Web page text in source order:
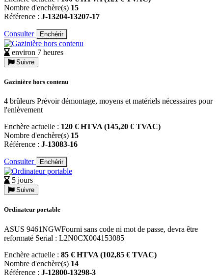
Nombre d'enchère(s) 15
Référence : J-13204-13207-17
Consulter Enchérir
environ 7 heures
Suivre
Gazinière hors contenu
4 brûleurs Prévoir démontage, moyens et matériels nécessaires pour
l'enlèvement
Enchère actuelle : 120 € HTVA (145,20 € TVAC)
Nombre d'enchère(s) 15
Référence : J-13083-16
Consulter Enchérir
5 jours
Suivre
Ordinateur portable
ASUS 9461NGWFourni sans code ni mot de passe, devra être
reformaté Serial : L2N0CX004153085
Enchère actuelle : 85 € HTVA (102,85 € TVAC)
Nombre d'enchère(s) 14
Référence : J-12800-13298-3